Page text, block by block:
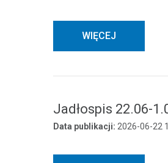
WIĘCEJ
Jadłospis 22.06-
Data publikacji: 2026-06-22